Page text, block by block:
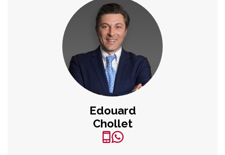
Edouard
Chollet